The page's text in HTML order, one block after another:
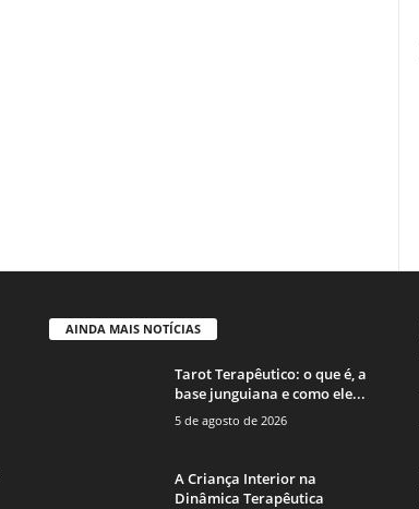
AINDA MAIS NOTÍCIAS
Tarot Terapêutico: o que é, a
base junguiana e como ele...
5 de agosto de 2026
A Criança Interior na
Dinâmica Terapêutica